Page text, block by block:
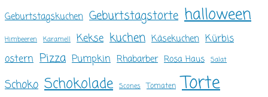
Geburtstagskuchen Geburtstagstorte halloween
Himbeeren Karamell Kekse kuchen Käsekuchen Kürbis
ostern Pizza Pumpkin Rhabarber Rosa Haus Salat
Schoko Schokolade Scones Tomaten Torte